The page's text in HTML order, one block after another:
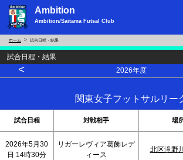
Ambition
Ambition/Saitama Futsal Club
ホーム 試合日程・結果
試合日程・結果
< 2026年度
関東女子フットサルリー
試合日程 対戦相手 場
2026年5月30
日 14時30分
リガーレヴィア葛飾レデ
ィース
北区滝野